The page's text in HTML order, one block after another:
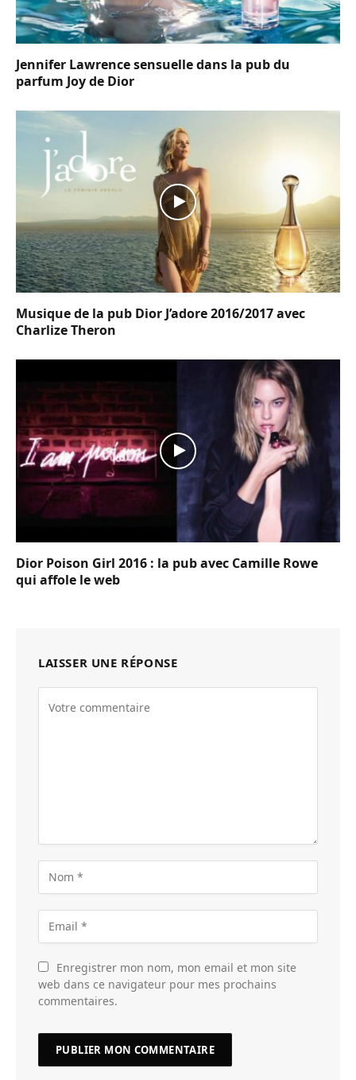
Jennifer Lawrence sensuelle dans la pub du
parfum Joy de Dior
Musique de la pub Dior J’adore 2016/2017 avec
Charlize Theron
Dior Poison Girl 2016 : la pub avec Camille Rowe
qui affole le web
LAISSER UNE RÉPONSE
Enregistrer mon nom, mon email et mon site
web dans ce navigateur pour mes prochains
commentaires.